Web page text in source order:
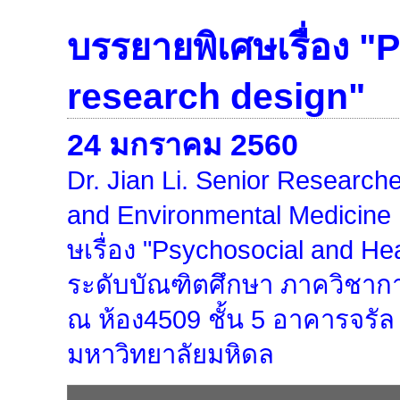
บรรยายพิเศษเรื่อง
research design"
24 มกราคม 2560
Dr. Jian Li. Senior
and Environmental
ษเรื่อง "Psychosocial and
ระดับบัณฑิตศึกษา ภาควิชาก
ณ ห้อง4509 ชั้น 5 อาคารจรั
มหาวิทยาลัยมหิดล